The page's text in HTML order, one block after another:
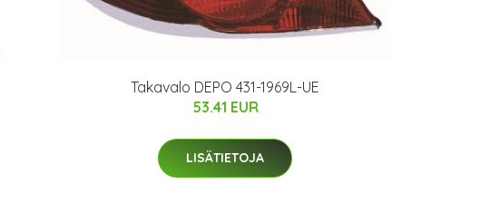
Takavalo DEPO 431-1969L-UE
53.41 EUR
LISÄTIETOJA